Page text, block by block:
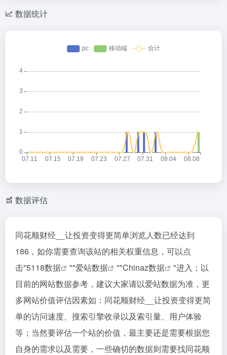
数据统计
数据评估
同花顺财经__让投资变得更简单浏览人数已经达到
186，如你需要查询该站的相关权重信息，可以点
击"5118数据 ""爱站数据 ""Chinaz数据
"进入；以
目前的网站数据参考，建议大家请以爱站数据为准，更
多网站价值评估因素如：同花顺财经__让投资变得更简
单的访问速度、搜索引擎收录以及索引量、用户体验
等；当然要评估一个站的价值，最主要还是需要根据您
自身的需求以及需要，一些确切的数据则需要找同花顺